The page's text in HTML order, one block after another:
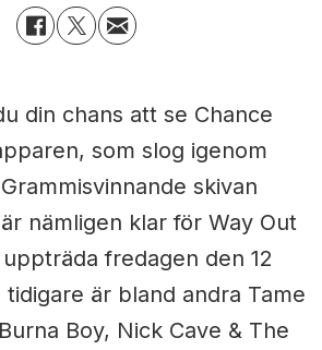
din chans att se Chance
som slog igenom
skivan
nämligen klar för Way Out
fredagen den 12
tidigare är bland andra Tame
Boy, Nick Cave & The